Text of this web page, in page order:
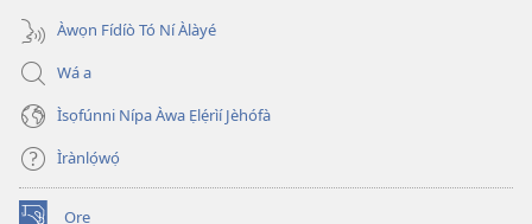
Àwọn Fídíò Tó Ní Àlàyé
Wá a
Ìsọfúnni Nípa Àwa Ẹlẹ́rìí Jèhófà
Ìrànlọ́wọ́
Ọrẹ